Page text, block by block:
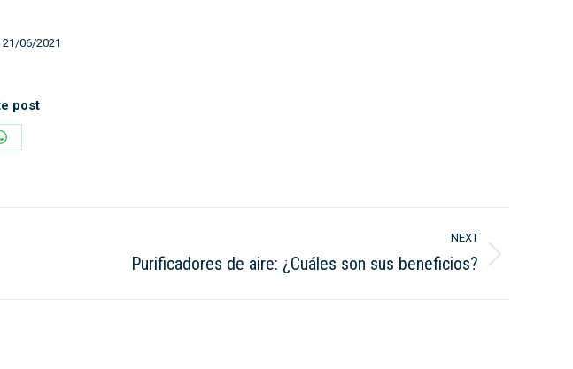
21/06/2021
post
NEXT
Purificadores de aire: ¿Cuáles son sus beneficios?